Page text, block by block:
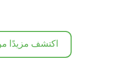
اكتشف مزيدًا